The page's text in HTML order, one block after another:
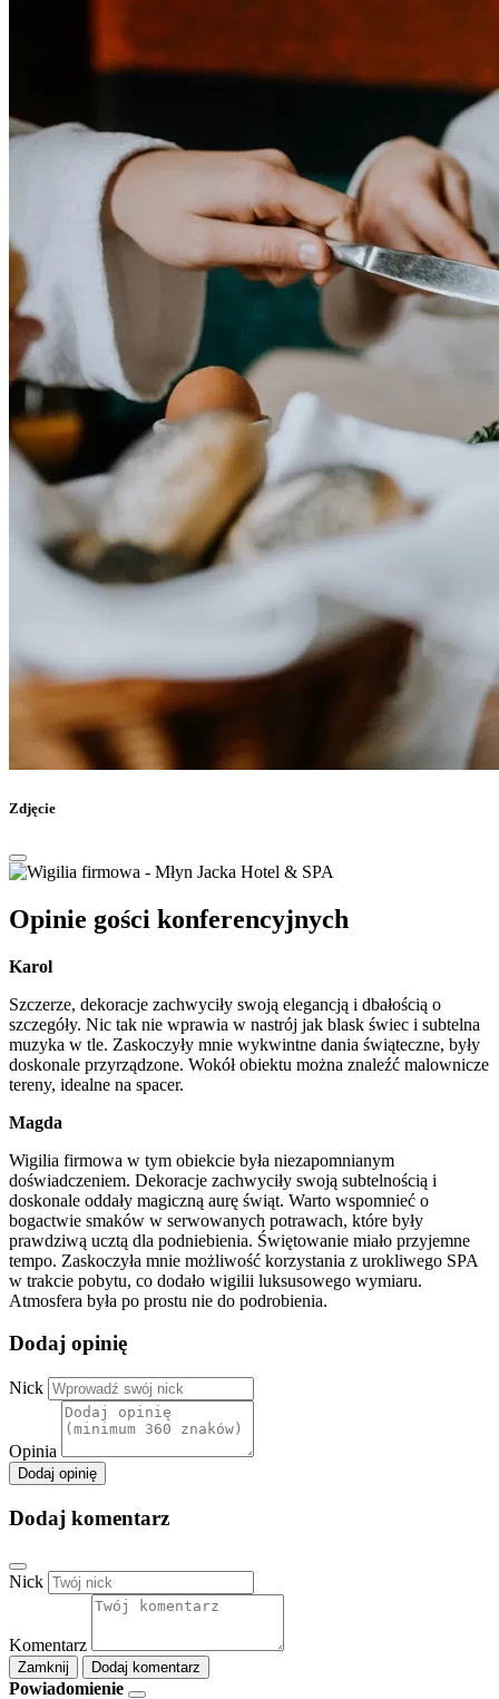
Zdjęcie
Opinie gości konferencyjnych
Karol
Szczerze, dekoracje zachwyciły swoją elegancją i dbałością o
szczegóły. Nic tak nie wprawia w nastrój jak blask świec i subtelna
muzyka w tle. Zaskoczyły mnie wykwintne dania świąteczne, były
doskonale przyrządzone. Wokół obiektu można znaleźć malownicze
tereny, idealne na spacer.
Magda
Wigilia firmowa w tym obiekcie była niezapomnianym
doświadczeniem. Dekoracje zachwyciły swoją subtelnością i
doskonale oddały magiczną aurę świąt. Warto wspomnieć o
bogactwie smaków w serwowanych potrawach, które były
prawdziwą ucztą dla podniebienia. Świętowanie miało przyjemne
tempo. Zaskoczyła mnie możliwość korzystania z urokliwego SPA
w trakcie pobytu, co dodało wigilii luksusowego wymiaru.
Atmosfera była po prostu nie do podrobienia.
Dodaj opinię
Nick
Opinia
Dodaj opinię
Dodaj komentarz
Nick
Komentarz
Zamknij Dodaj komentarz
Powiadomienie